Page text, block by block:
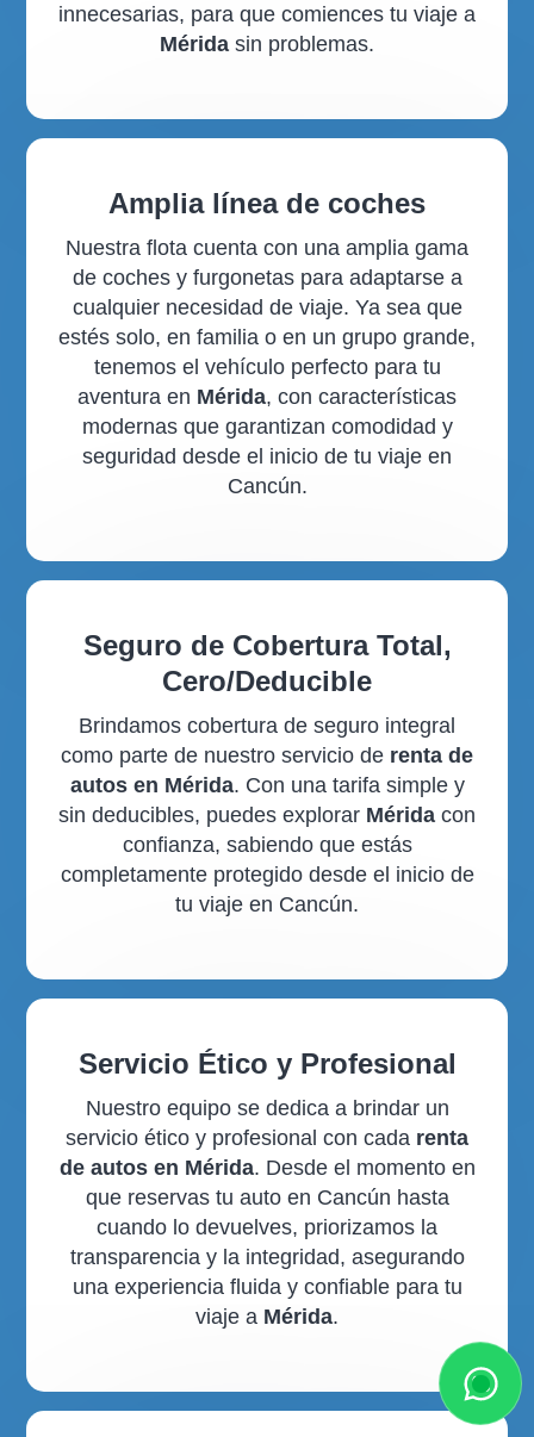
innecesarias, para que comiences tu viaje a
Mérida sin problemas.
Amplia línea de coches
Nuestra flota cuenta con una amplia gama
de coches y furgonetas para adaptarse a
cualquier necesidad de viaje. Ya sea que
estés solo, en familia o en un grupo grande,
tenemos el vehículo perfecto para tu
aventura en Mérida, con características
modernas que garantizan comodidad y
seguridad desde el inicio de tu viaje en
Cancún.
Seguro de Cobertura Total,
Cero/Deducible
Brindamos cobertura de seguro integral
como parte de nuestro servicio de renta de
autos en Mérida. Con una tarifa simple y
sin deducibles, puedes explorar Mérida con
confianza, sabiendo que estás
completamente protegido desde el inicio de
tu viaje en Cancún.
Servicio Ético y Profesional
Nuestro equipo se dedica a brindar un
servicio ético y profesional con cada renta
de autos en Mérida. Desde el momento en
que reservas tu auto en Cancún hasta
cuando lo devuelves, priorizamos la
transparencia y la integridad, asegurando
una experiencia fluida y confiable para tu
viaje a Mérida.